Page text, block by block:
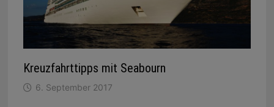
Kreuzfahrttipps mit Seabourn
6. September 2017